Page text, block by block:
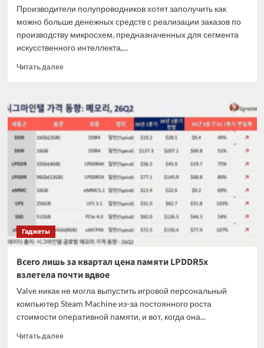
Производители полупроводников хотят заполучить как
можно больше денежных средств с реализации заказов по
производству микросхем, предназначенных для сегмента
искусственного интеллекта,...
Читать далееПрочитать
резко
повысила
цены
продукцию,
создаваемую
по
техпроцессу
тоньше
Гаджеты
Всего лишь за квартал цена памяти LPDDR5x
взлетела почти вдвое
Valve никак не могла выпустить игровой персональный
компьютер Steam Machine из-за постоянного роста
стоимости оперативной памяти, и вот, когда она...
Читать далееПрочитать